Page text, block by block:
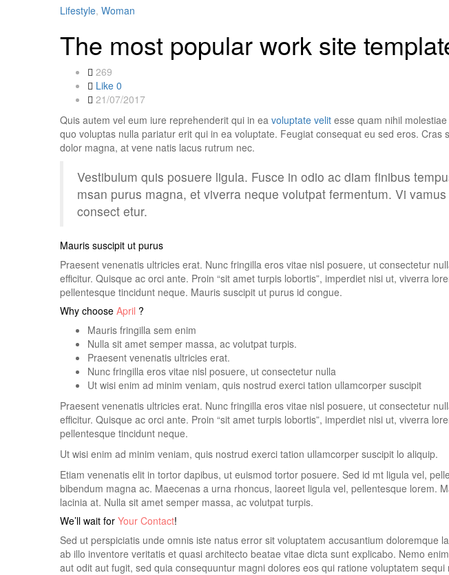
Lifestyle, Woman
The most popular work site
269
Like 0
21/07/2017
Quis autem vel eum iure reprehenderit qui in ea voluptate velit esse quam nihil
quo voluptas nulla pariatur erit qui in ea voluptate. Feugiat consequat eu sed eros. Cras
dolor magna, at vene natis lacus rutrum nec.
Vestibulum quis posuere ligula. Fusce in odio ac diam finibus
msan purus magna, et viverra neque volutpat fermentum. Vi
consect etur.
Mauris suscipit ut purus
Praesent venenatis ultricies erat. Nunc fringilla eros vitae nisl posuere, ut consectetur
efficitur. Quisque ac orci ante. Proin “sit amet turpis lobortis”, imperdiet nisi ut, viverra
pellentesque tincidunt neque. Mauris suscipit ut purus id congue.
Why choose April ?
Mauris fringilla sem enim
Nulla sit amet semper massa, ac volutpat turpis.
Praesent venenatis ultricies erat.
Nunc fringilla eros vitae nisl posuere, ut consectetur nulla
Ut wisi enim ad minim veniam, quis nostrud exerci tation ullamcorper suscipit
Praesent venenatis ultricies erat. Nunc fringilla eros vitae nisl posuere, ut consectetur
efficitur. Quisque ac orci ante. Proin “sit amet turpis lobortis”, imperdiet nisi ut, viverra
pellentesque tincidunt neque.
Ut wisi enim ad minim veniam, quis nostrud exerci tation ullamcorper suscipit lo aliquip.
Etiam venenatis elit in tortor dapibus, ut euismod tortor posuere. Sed id mt ligula vel,
bibendum magna ac. Maecenas a urna rhoncus, laoreet ligula vel, pellentesque lorem.
lacinia at. Nulla sit amet semper massa, ac volutpat turpis.
We’ll wait for Your Contact!
Sed ut perspiciatis unde omnis iste natus error sit voluptatem accusantium doloremque
ab illo inventore veritatis et quasi architecto beatae vitae dicta sunt explicabo. Nemo
aut odit aut fugit, sed quia consequuntur magni dolores eos qui ratione voluptatem sequi